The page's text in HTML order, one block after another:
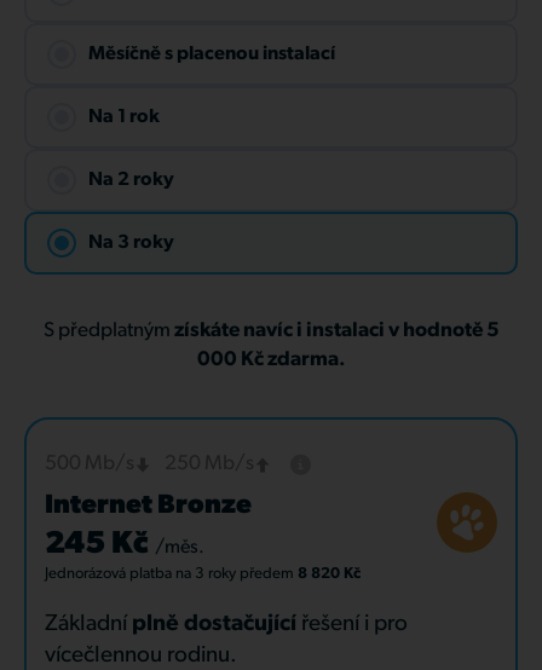
Měsíčně s placenou instalací
Na 1 rok
Na 2 roky
Na 3 roky
S předplatným získáte navíc i instalaci v hodnotě 5
000 Kč zdarma.
Internet Bronze
245 Kč /měs.
Jednorázová platba na 3 roky předem 8 820 Kč
Základní plně dostačující řešení i pro
vícečlennou rodinu.